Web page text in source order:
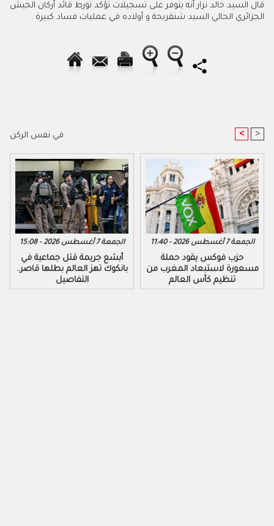
قال السيد خالد نزار أنه يتوفر على تسجيلات تؤكد تورط قائد أركان الجيش
الجزائري الحالي السيد شنقريحة و أولاده في عمليات فساد كبيرة .
في نفس الركن < >
الجمعة 7 أغسطس 2026 - 15:08
أبشع جريمة قتل جماعية في
بانكوك تهز العالم بطلها قاصر..
التفاصيل
الجمعة 7 أغسطس 2026 - 11:40
حزب فوكس يقود حملة
مسعورة لاستبعاد المغرب من
تنظيم كأس العالم